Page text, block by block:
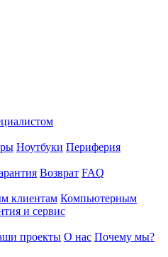
Ноутбуки Периферия
Возврат FAQ
клиентам Компьютерным
и сервис
проекты О нас Почему мы?